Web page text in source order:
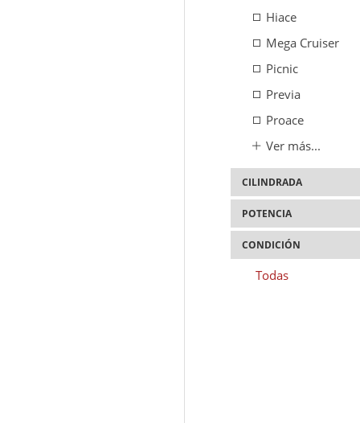
Hiace
Mega Cruiser
Picnic
Previa
Proace
Ver más...
CILINDRADA
1.400cc
1.500cc
2.000cc
POTENCIA
75cv
90cv
CONDICIÓN
Todas